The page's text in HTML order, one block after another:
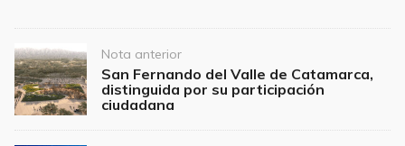
o
o
k
p
p
Post
navigation
Nota anterior
San Fernando del Valle de Catamarca,
distinguida por su participación
ciudadana